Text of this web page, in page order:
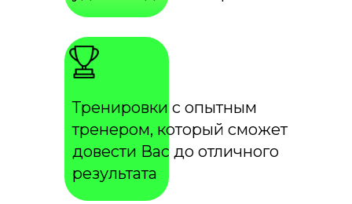
Тренировки с опытным
тренером, который сможет
довести Вас до отличного
результата